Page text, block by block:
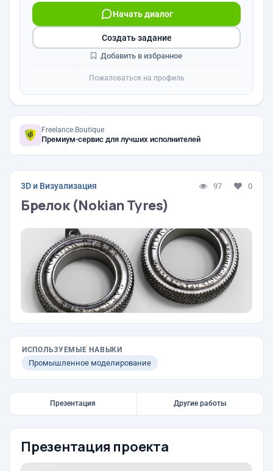
Начать диалог
Создать задание
Добавить в избранное
Пожаловаться на профиль
Freelance.Boutique
Премиум-сервис для лучших исполнителей
3D и Визуализация 97 0
Брелок (Nokian Tyres)
ИСПОЛЬЗУЕМЫЕ НАВЫКИ
Промышленное моделирование
Презентация Другие работы
Презентация проекта